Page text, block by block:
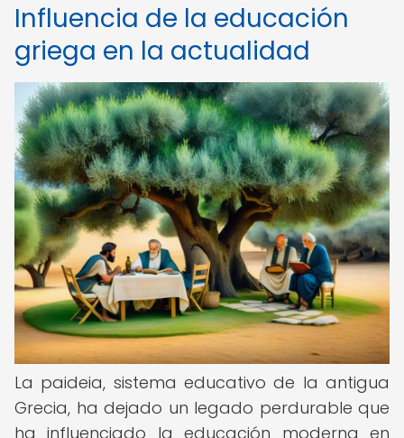
Influencia de la educación
griega en la actualidad
La paideia, sistema educativo de la antigua
Grecia, ha dejado un legado perdurable que
ha influenciado la educación moderna en